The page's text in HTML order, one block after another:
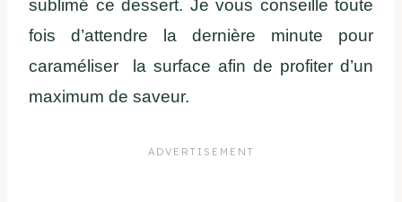
sublimé ce dessert. Je vous conseille toute
fois d’attendre la dernière minute pour
caraméliser la surface afin de profiter d’un
maximum de saveur.